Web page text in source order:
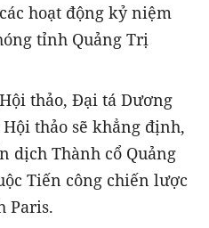
hoạt động kỷ niệm
tỉnh Quảng Trị
thảo, Đại tá Dương
thảo sẽ khẳng định,
dịch Thành cổ Quảng
Tiến công chiến lược
Paris.